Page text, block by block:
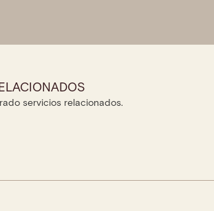
servicios relacionados.